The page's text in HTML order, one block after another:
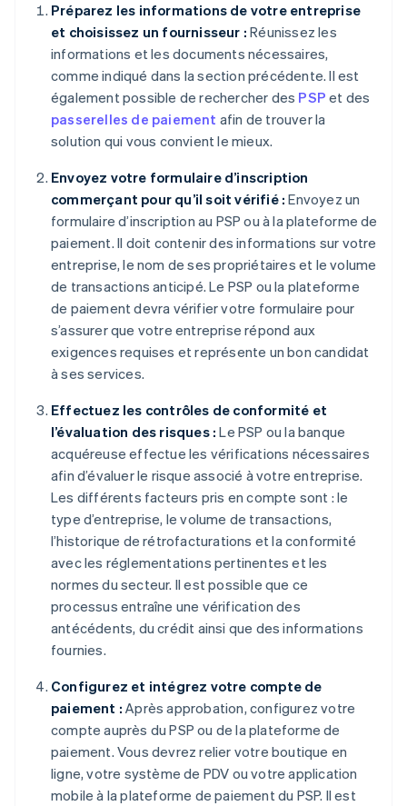
Préparez les informations de votre entreprise
et choisissez un fournisseur : Réunissez les
informations et les documents nécessaires,
comme indiqué dans la section précédente. Il est
également possible de rechercher des PSP et des
passerelles de paiement afin de trouver la
solution qui vous convient le mieux.
Envoyez votre formulaire d’inscription
commerçant pour qu’il soit vérifié : Envoyez un
formulaire d’inscription au PSP ou à la plateforme de
paiement. Il doit contenir des informations sur votre
entreprise, le nom de ses propriétaires et le volume
de transactions anticipé. Le PSP ou la plateforme
de paiement devra vérifier votre formulaire pour
s’assurer que votre entreprise répond aux
exigences requises et représente un bon candidat
à ses services.
Effectuez les contrôles de conformité et
l’évaluation des risques : Le PSP ou la banque
acquéreuse effectue les vérifications nécessaires
afin d’évaluer le risque associé à votre entreprise.
Les différents facteurs pris en compte sont : le
type d’entreprise, le volume de transactions,
l’historique de rétrofacturations et la conformité
avec les réglementations pertinentes et les
normes du secteur. Il est possible que ce
processus entraîne une vérification des
antécédents, du crédit ainsi que des informations
fournies.
Configurez et intégrez votre compte de
paiement : Après approbation, configurez votre
compte auprès du PSP ou de la plateforme de
paiement. Vous devrez relier votre boutique en
ligne, votre système de PDV ou votre application
mobile à la plateforme de paiement du PSP. Il est